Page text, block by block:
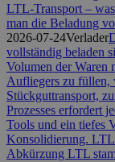
LTL-Transport –
man die Beladung
2026-07-24Verlader
vollständig beladen
Volumen der Waren
Aufliegers zu füllen,
Stückguttransport,
Prozesses erfordert
Tools und ein tiefes
Konsolidierung. LTL
Abkürzung LTL